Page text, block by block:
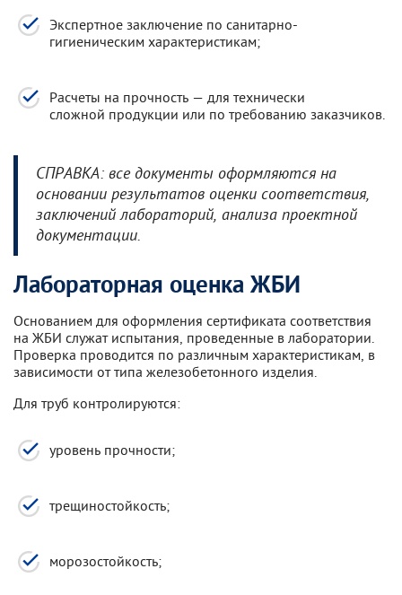
Экспертное заключение по санитарно-
гигиеническим характеристикам;
Расчеты на прочность — для технически
сложной продукции или по требованию заказчиков.
СПРАВКА: все документы оформляются на
основании результатов оценки соответствия,
заключений лабораторий, анализа проектной
документации.
Лабораторная оценка ЖБИ
Основанием для оформления сертификата соответствия
на ЖБИ служат испытания, проведенные в лаборатории.
Проверка проводится по различным характеристикам, в
зависимости от типа железобетонного изделия.
Для труб контролируются:
уровень прочности;
трещиностойкость;
морозостойкость;